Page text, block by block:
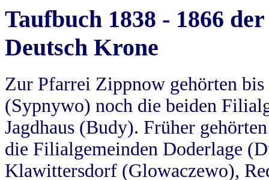
Taufbuch 1838 - 1866
Deutsch Krone
Zur Pfarrei Zippnow gehörten
(Sypnywo) noch die beiden
Jagdhaus (Budy). Früher
die Filialgemeinden Doderlage
Klawittersdorf (Glowaczewo),